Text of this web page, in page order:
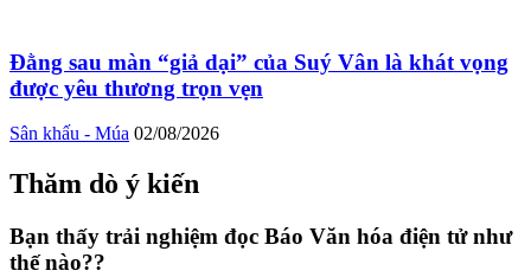
Đằng sau màn “giả dại” của Suý Vân là khát vọng
được yêu thương trọn vẹn
Sân khấu - Múa 02/08/2026
Thăm dò ý kiến
Bạn thấy trải nghiệm đọc Báo Văn hóa điện tử như
thế nào??